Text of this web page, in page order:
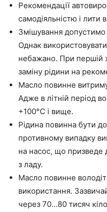
Рекомендації
самодіяльністю і
Змішування
Однак
небажано. При першій
заміну рідини на
Масло повинне
Адже в літній період
+100°С і вище.
Рідина повинна бути
противному випадку
на насос, що призведе
з ладу.
Масло повинне
використання.
через 70…80 тисяч